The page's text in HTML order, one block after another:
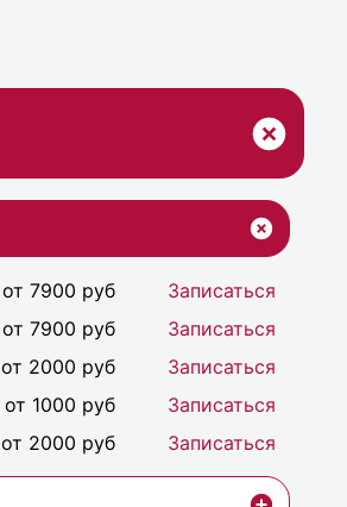
от 7900 руб
Записаться
от 7900 руб
Записаться
от 2000 руб
Записаться
от 1000 руб
Записаться
от 2000 руб Записаться